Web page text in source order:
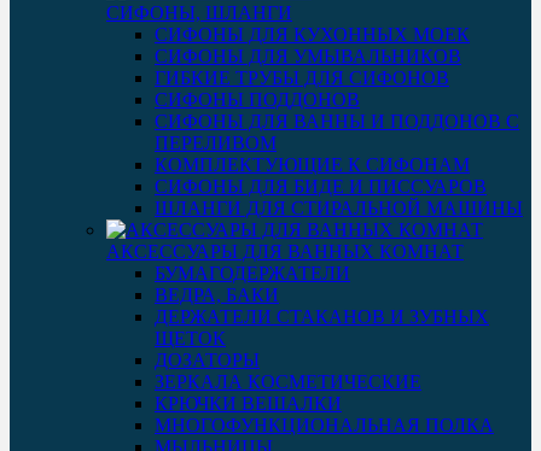
СИФОНЫ, ШЛАНГИ
СИФОНЫ ДЛЯ КУХОННЫХ МОЕК
СИФОНЫ ДЛЯ УМЫВАЛЬНИКОВ
ГИБКИЕ ТРУБЫ ДЛЯ СИФОНОВ
СИФОНЫ ПОДДОНОВ
СИФОНЫ ДЛЯ ВАННЫ И ПОДДОНОВ С
ПЕРЕЛИВОМ
КОМПЛЕКТУЮЩИЕ К СИФОНАМ
СИФОНЫ ДЛЯ БИДЕ И ПИССУАРОВ
ШЛАНГИ ДЛЯ СТИРАЛЬНОЙ МАШИНЫ
АКСЕССУАРЫ ДЛЯ ВАННЫХ КОМНАТ
БУМАГОДЕРЖАТЕЛИ
ВЕДРА, БАКИ
ДЕРЖАТЕЛИ СТАКАНОВ И ЗУБНЫХ
ЩЕТОК
ДОЗАТОРЫ
ЗЕРКАЛА КОСМЕТИЧЕСКИЕ
КРЮЧКИ ВЕШАЛКИ
МНОГОФУНКЦИОНАЛЬНАЯ ПОЛКА
МЫЛЬНИЦЫ